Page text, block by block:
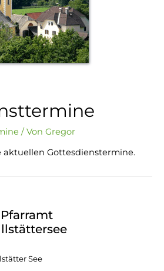
See
/ Von Gregor
aktuellen Gottesdienstermine.